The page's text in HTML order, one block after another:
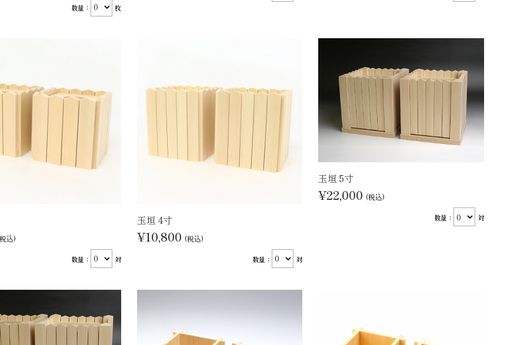
数量： 枚
込)
数量： 対
玉垣 4寸
¥10,800 (税込)
数量： 対
玉垣 5寸
¥22,000 (税込)
数量： 対